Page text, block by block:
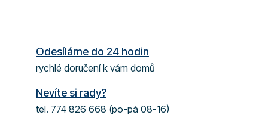
Odesíláme do 24 hodin
rychlé doručení k vám domů
Nevíte si rady?
tel. 774 826 668 (po-pá 08-16)